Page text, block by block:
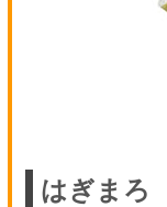
はぎまろ